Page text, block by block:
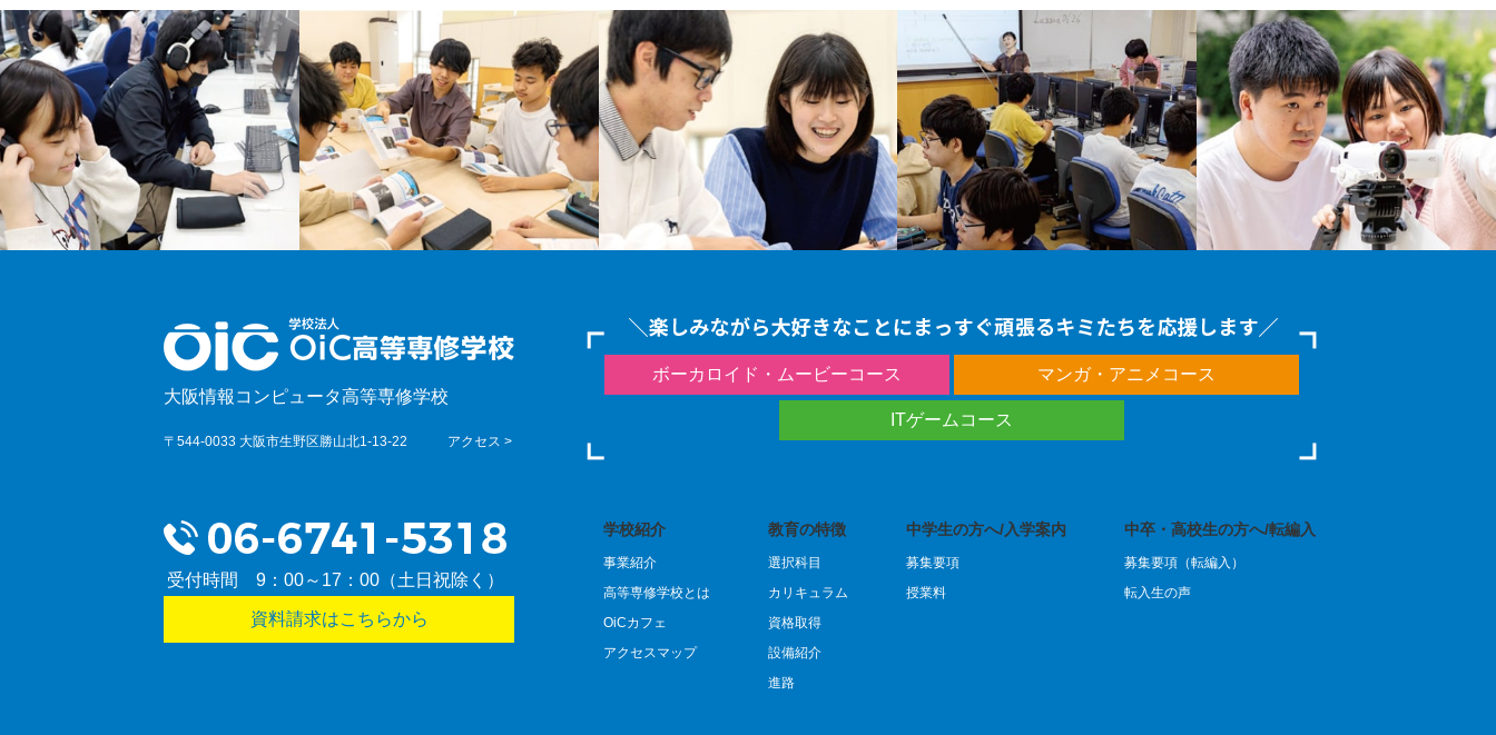
大阪情報コンピュータ高等専修学校
〒544-0033 大阪市生野区勝山北1-13-22 アクセス >
受付時間 9：00～17：00（土日祝除く）
資料請求はこちらから
ボーカロイド・ムービーコース マンガ・アニメコース
ITゲームコース
学校紹介
事業紹介
高等専修学校とは
OiCカフェ
アクセスマップ
教育の特徴
選択科目
カリキュラム
資格取得
設備紹介
進路
中学生の方へ/入学案内
募集要項
授業料
中卒・高校生の方へ/転編入
募集要項（転編入）
転入生の声